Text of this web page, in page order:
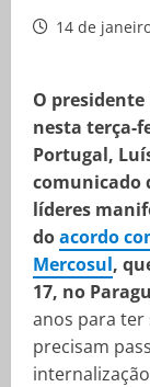
14 de
O
nesta terça-
Portugal,
comunicado
líderes
doacordo
Mercosul,
17, no
anos para ter
precisam